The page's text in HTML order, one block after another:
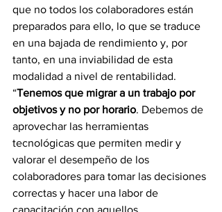
que no todos los colaboradores están
preparados para ello, lo que se traduce
en una bajada de rendimiento y, por
tanto, en una inviabilidad de esta
modalidad a nivel de rentabilidad.
“Tenemos que migrar a un trabajo por
objetivos y no por horario. Debemos de
aprovechar las herramientas
tecnológicas que permiten medir y
valorar el desempeño de los
colaboradores para tomar las decisiones
correctas y hacer una labor de
capacitación con aquellos